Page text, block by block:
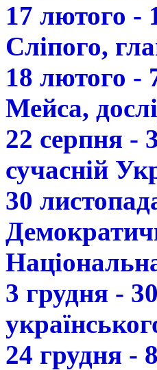
17 лютого -
Сліпого,
18 лютого -
Мейса,
22 серпня -
сучасній
30
3 грудня -
24 грудня -